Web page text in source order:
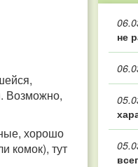
Возможно,
хорошо
комок), тут
не